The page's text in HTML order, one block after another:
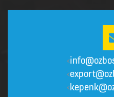
<
<
<